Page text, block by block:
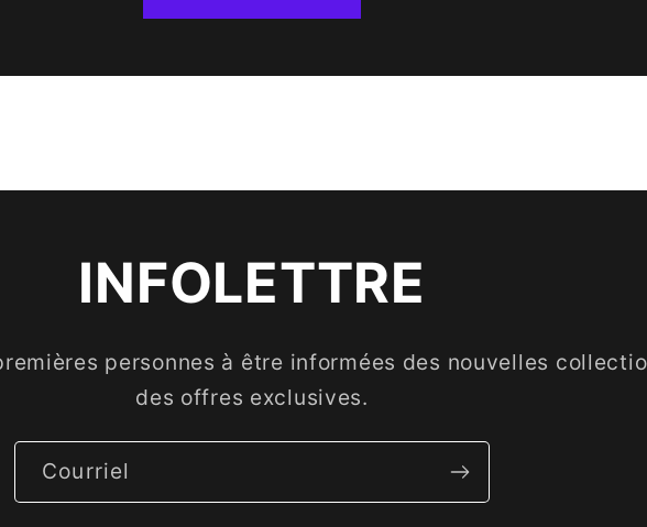
INFOLETTRE
personnes à être informées des nouvelles
des offres exclusives.
Courriel